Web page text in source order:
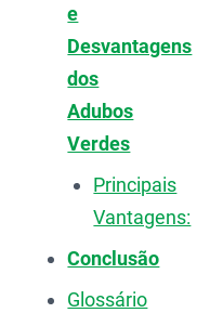
e
Desvantagens
dos
Adubos
Verdes
Principais
Vantagens:
Conclusão
Glossário